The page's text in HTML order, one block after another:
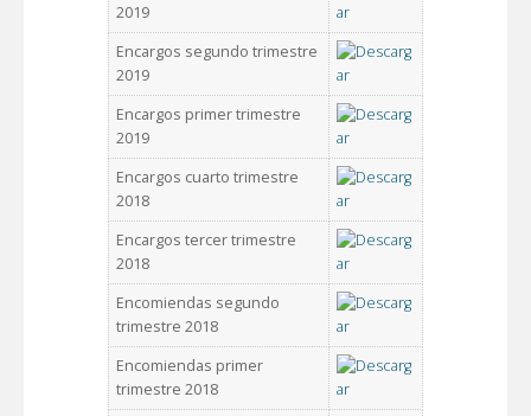
2019
Encargos segundo trimestre
2019
Encargos primer trimestre
2019
Encargos cuarto trimestre
2018
Encargos tercer trimestre
2018
Encomiendas segundo
trimestre 2018
Encomiendas primer
trimestre 2018